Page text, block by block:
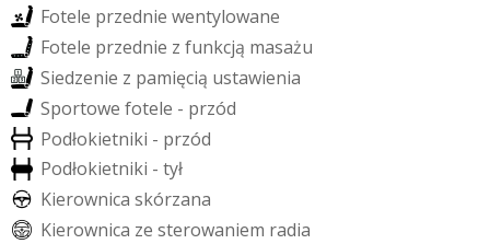
Fotele przednie wentylowane
Fotele przednie z funkcją masażu
Siedzenie z pamięcią ustawienia
Sportowe fotele - przód
Podłokietniki - przód
Podłokietniki - tył
Kierownica skórzana
Kierownica ze sterowaniem radia